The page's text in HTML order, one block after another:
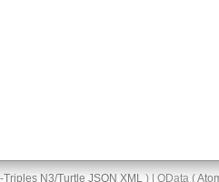
Triples N3/Turtle JSON XML) | OData (